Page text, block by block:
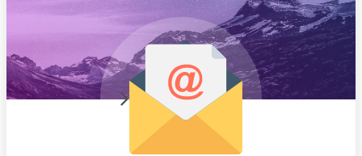
Facebook Linkedln Twitter
GÉOLOCALISATION